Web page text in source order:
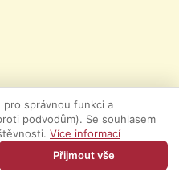
pro správnou funkci a
podvodům). Se souhlasem
Více informací
Přijmout vše